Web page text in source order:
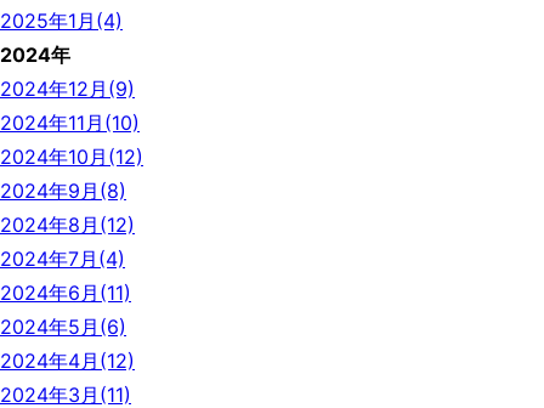
2025年1月(4)
2024年
2024年12月(9)
2024年11月(10)
2024年10月(12)
2024年9月(8)
2024年8月(12)
2024年7月(4)
2024年6月(11)
2024年5月(6)
2024年4月(12)
2024年3月(11)